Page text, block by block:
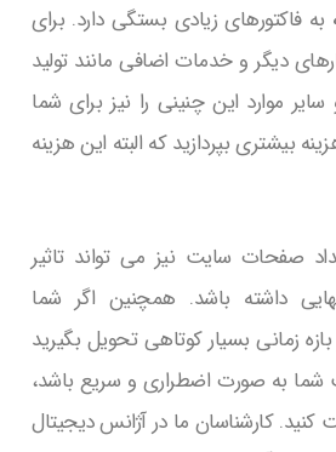
به فاکتورهای زیادی بستگی دارد. برای
دیگر و خدمات اضافی مانند تولید
موارد این چنینی را نیز برای شما
بیشتری بپردازید که البته این هزینه
صفحات سایت نیز می تواند تاثیر
داشته باشد. همچنین اگر شما
زمانی بسیار کوتاهی تحویل بگیرید
شما به صورت اضطراری و سریع باشد،
کنید. کارشناسان ما در آژانس دیجیتال